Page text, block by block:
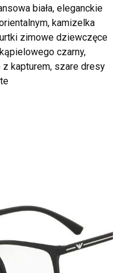
biała, eleganckie
kamizelka
zimowe dziewczęce
czarny,
kapturem, szare dresy